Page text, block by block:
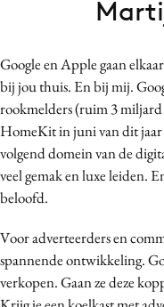
Carriere
Contentmarketing
Craft
Customer Experience
Data & Insights
Design
Digital transformation
Diversiteit
Effectiviteit
Google en Apple gaan
bij jou thuis. En bij mij.
rookmelders (ruim 3
HomeKit in juni van dit jaar
volgend domein van de
veel gemak en luxe leiden.
beloofd.
Voor adverteerders en
spannende ontwikkeling.
verkopen. Gaan ze deze